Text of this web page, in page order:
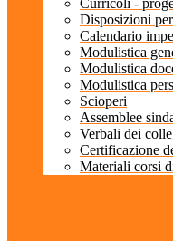
Curricoli -
Disposizioni
Calendario
Modulistica
Modulistica
Modulistica
Scioperi
Assemblee
Verbali dei
Certificazione
Materiali corsi